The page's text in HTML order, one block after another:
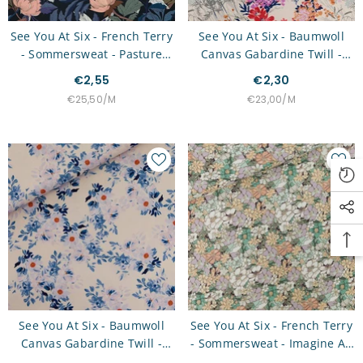
See You At Six - French Terry
- Sommersweat - Pasture
Rose
€2,55
STÜCKPREIS
€25,50/PRO
M
See You At Six - Baumwoll
Canvas Gabardine Twill -
Wild Flowers
€2,30
STÜCKPREIS
€23,00/PRO
M
See You At Six - Baumwoll
Canvas Gabardine Twill -
See You At Six - French Terry
- Sommersweat - Imagine All